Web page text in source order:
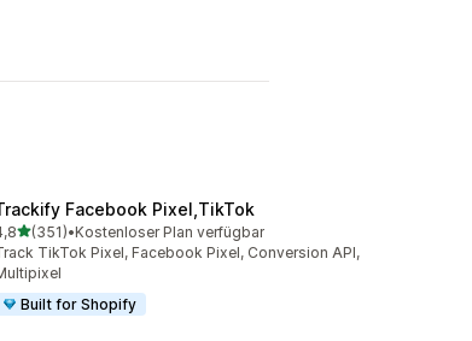
Facebook Pixel,TikTok
von 5 Sternen
(351)
Rezensionen insgesamt
•Kostenloser Plan verfügbar
TikTok Pixel, Facebook Pixel, Conversion API,
Built for Shopify